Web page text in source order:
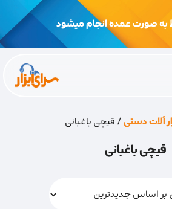
صورت عمده انجام میشود
آلات دستی/ قیچی باغبانی
قیچی باغبانی